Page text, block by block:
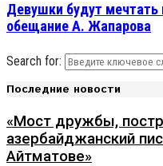
Девушки будут
обещание А. Жапарова
Search for:
Последние новости
«Мост дружбы,
азербайджанский
Айтматове»